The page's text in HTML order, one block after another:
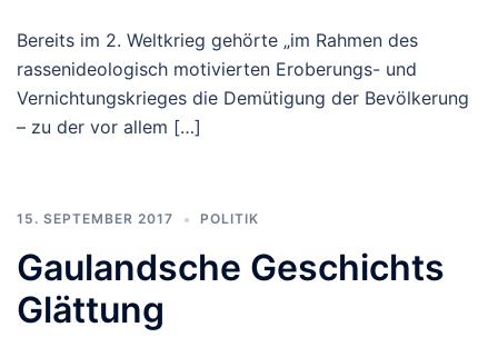
Bereits im 2. Weltkrieg gehörte „im Rahmen des
rassenideologisch motivierten Eroberungs- und
Vernichtungskrieges die Demütigung der Bevölkerung
– zu der vor allem […]
15. SEPTEMBER 2017 POLITIK
Gaulandsche Geschichts
Glättung